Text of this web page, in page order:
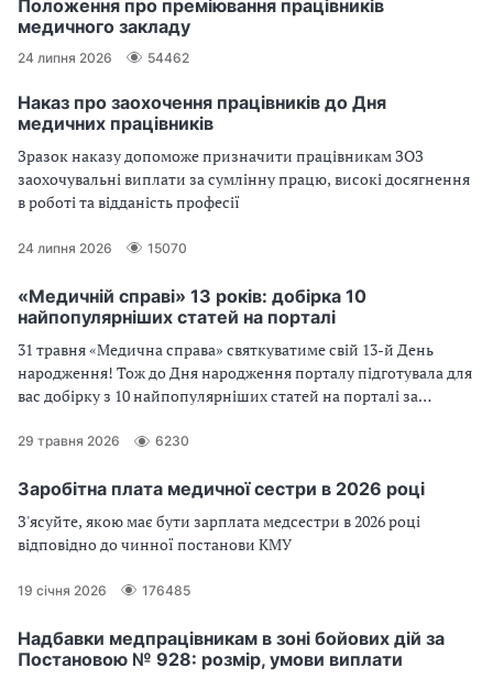
Положення про преміювання працівників
медичного закладу
24 липня 2026 54462
Наказ про заохочення працівників до Дня
медичних працівників
Зразок наказу допоможе призначити працівникам ЗОЗ
заохочувальні виплати за сумлінну працю, високі досягнення
в роботі та відданість професії
24 липня 2026 15070
«Медичній справі» 13 років: добірка 10
найпопулярніших статей на порталі
31 травня «Медична справа» святкуватиме свій 13-й День
народження! Тож до Дня народження порталу підготувала для
вас добірку з 10 найпопулярніших статей на порталі за
29 травня 2026 6230
Заробітна плата медичної сестри в 2026 році
З'ясуйте, якою має бути зарплата медсестри в 2026 році
відповідно до чинної постанови КМУ
19 січня 2026 176485
Надбавки медпрацівникам в зоні бойових дій за
Постановою № 928: розмір, умови виплати